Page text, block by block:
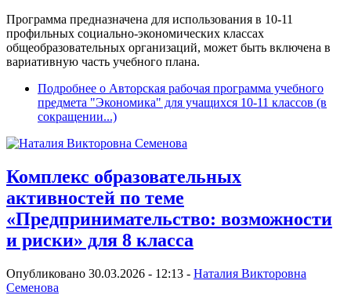
Программа предназначена для использования в 10-11
профильных социально-экономических классах
общеобразовательных организаций, может быть включена в
вариативную часть учебного плана.
Подробнее о Авторская рабочая программа учебного
предмета "Экономика" для учащихся 10-11 классов (в
сокращении...)
Комплекс образовательных
активностей по теме
«Предпринимательство: возможности
и риски» для 8 класса
Опубликовано 30.03.2026 - 12:13 - Наталия Викторовна
Семенова